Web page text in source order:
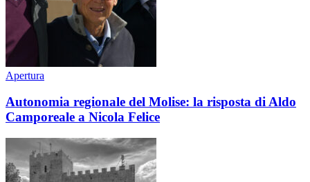
Apertura
Autonomia regionale del Molise: la risposta di Aldo
Camporeale a Nicola Felice